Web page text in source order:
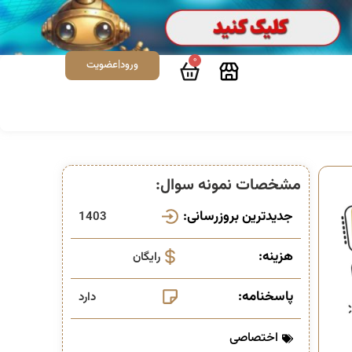
0 ورود|عضویت
مشخصات نمونه سوال:
جدیدترین بروزرسانی: 1403
هزینه: رایگان
پاسخنامه: دارد
اختصاصی